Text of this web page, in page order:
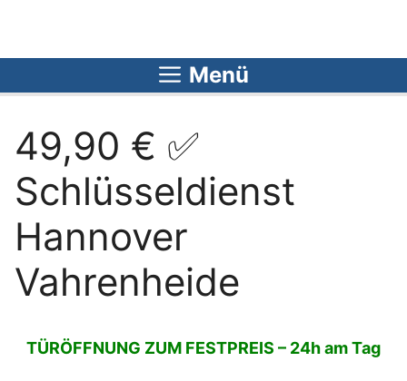
springen
Menü
49,90 € ✅
Schlüsseldienst
Hannover
Vahrenheide
TÜRÖFFNUNG ZUM FESTPREIS – 24h am Tag